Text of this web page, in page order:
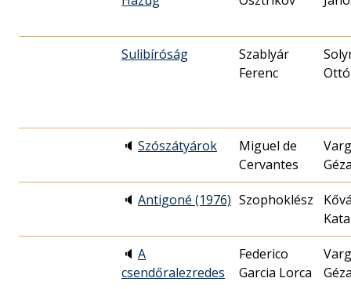
Sulibíróság
Szablyár
Ferenc
Ottó
🔈 Szószátyárok
Miguel de
Cervantes
🔈 Antigoné (1976) Szophoklész
🔈 A
csendőralezredes
Federico
Garcia Lorca